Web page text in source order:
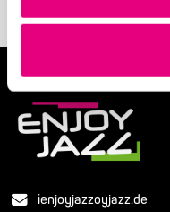
ienjoyjazzoyjazz.de